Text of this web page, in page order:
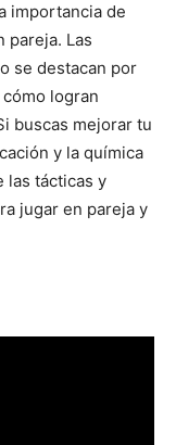
importancia de
pareja. Las
se destacan por
logran
buscas mejorar tu
y la química
las tácticas y
jugar en pareja y